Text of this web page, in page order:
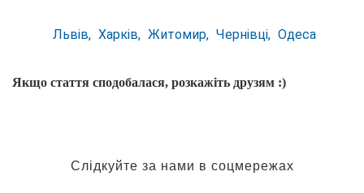
Львів Харків Житомир Чернівці Одеса
Якщо стаття сподобалася, розкажіть друзям :)
Слідкуйте за нами в соцмережах